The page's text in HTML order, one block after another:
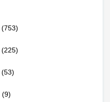
(753)
(225)
(53)
(9)